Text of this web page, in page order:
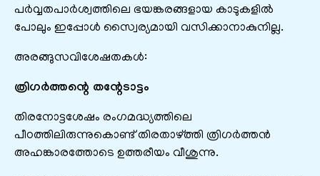
പര്‍വ്വതപാര്‍ശ്വത്തിലെ ഭയങ്കരങ്ങളായ കാടുകളില്‍
പോലും ഇപ്പോള്‍ സ്വൈര്യമായി വസിക്കാനാകുനില്ല.
അരങ്ങുസവിശേഷതകൾ:
ത്രിഗര്‍ത്തന്റെ തന്റേടാട്ടം
തിരനോട്ടശേഷം രംഗമദ്ധ്യത്തിലെ
പീഠത്തിലിരുന്നുകൊണ്ട് തിരതാഴ്ത്തി ത്രിഗര്‍ത്തന്‍
അഹങ്കാരത്തോടെ ഉത്തരീയം വീശുന്നു.